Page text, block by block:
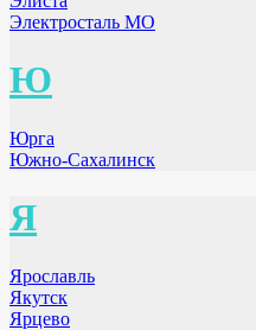
Электросталь МО
Ю
Юрга
Южно-Сахалинск
Я
Ярославль
Якутск
Ярцево